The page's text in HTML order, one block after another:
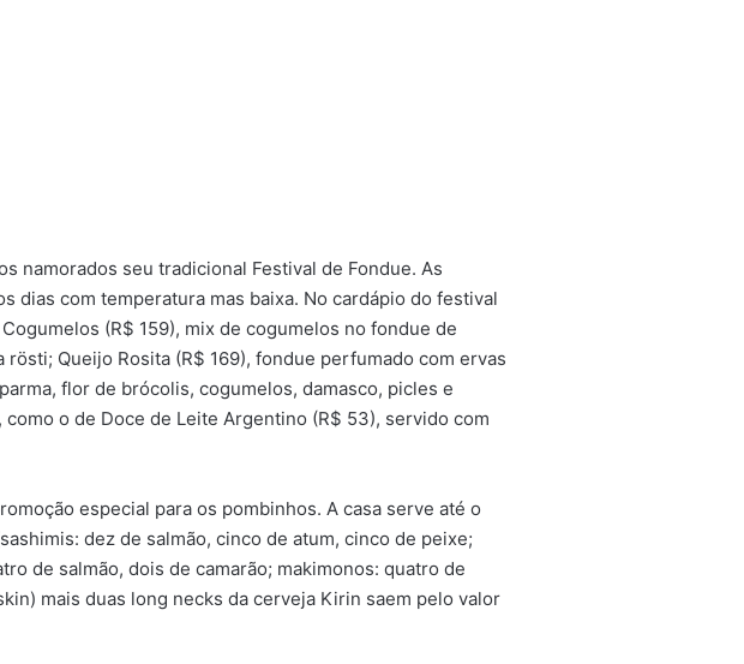
namorados seu tradicional Festival de Fondue. As
dias com temperatura mas baixa. No cardápio do festival
(R$ 159), mix de cogumelos no fondue de
Queijo Rosita (R$ 169), fondue perfumado com ervas
flor de brócolis, cogumelos, damasco, picles e
o de Doce de Leite Argentino (R$ 53), servido com
especial para os pombinhos. A casa serve até o
dez de salmão, cinco de atum, cinco de peixe;
de salmão, dois de camarão; makimonos: quatro de
mais duas long necks da cerveja Kirin saem pelo valor